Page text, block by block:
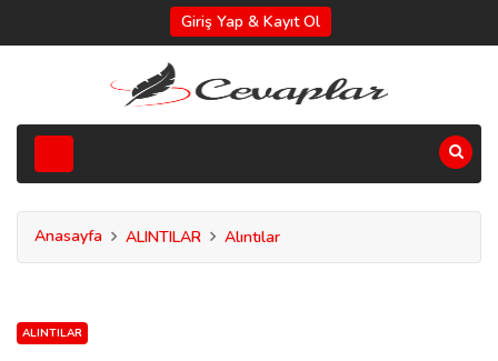
Giriş Yap & Kayıt Ol
Anasayfa ALINTILAR Alıntılar
ALINTILAR